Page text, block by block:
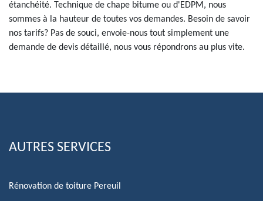
étanchéité. Technique de chape bitume ou d'EDPM, nous
sommes à la hauteur de toutes vos demandes. Besoin de savoir
nos tarifs? Pas de souci, envoie-nous tout simplement une
demande de devis détaillé, nous vous répondrons au plus vite.
AUTRES SERVICES
Rénovation de toiture Pereuil